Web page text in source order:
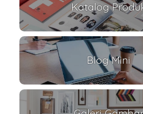
Katalog
Blog Mini